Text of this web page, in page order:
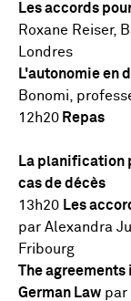
Les accords
Roxane Reiser,
Londres
L'autonomie en
Bonomi,
12h20 Repas
La planification
cas de décès
13h20 Les
par Alexandra
Fribourg
The
German Law par